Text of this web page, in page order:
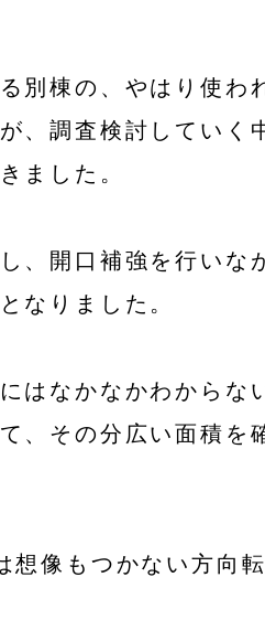
別棟の、やはり使わ
、調査検討していく
ました。
、開口補強を行いな
なりました。
はなかなかわからな
、その分広い面積を
像もつかない方向